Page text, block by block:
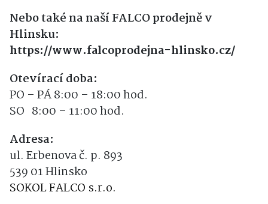
Nebo také na naší FALCO prodejně v
Hlinsku:
https://www.falcoprodejna-hlinsko.cz/
Otevírací doba:
PO – PÁ 8:00 – 18:00 hod.
SO 8:00 – 11:00 hod.
Adresa:
ul. Erbenova č. p. 893
539 01 Hlinsko
SOKOL FALCO s.r.o.